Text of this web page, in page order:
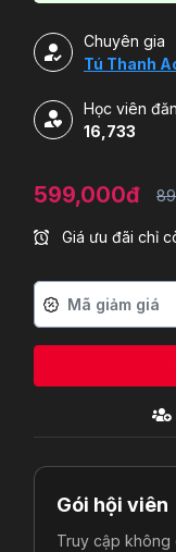
Chuyên gia
Tú Thanh
Học viên
16,733
599,000đ
Giá ưu đãi chỉ
Gói hội viên
Truy cập không